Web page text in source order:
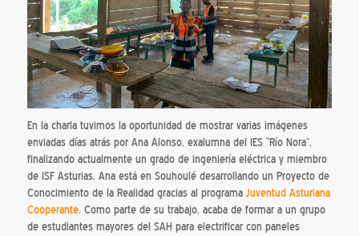
En la charla tuvimos la oportunidad de mostrar varias imágenes
enviadas días atrás por Ana Alonso, exalumna del IES “Río Nora”,
finalizando actualmente un grado de ingeniería eléctrica y miembro
de ISF Asturias. Ana está en Souhoulé desarrollando un Proyecto de
Conocimiento de la Realidad gracias al programa Juventud Asturiana
Cooperante. Como parte de su trabajo, acaba de formar a un grupo
de estudiantes mayores del SAH para electrificar con paneles